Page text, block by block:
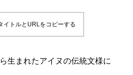
イトルとURLをコピーする
生まれたアイヌの伝統文様に